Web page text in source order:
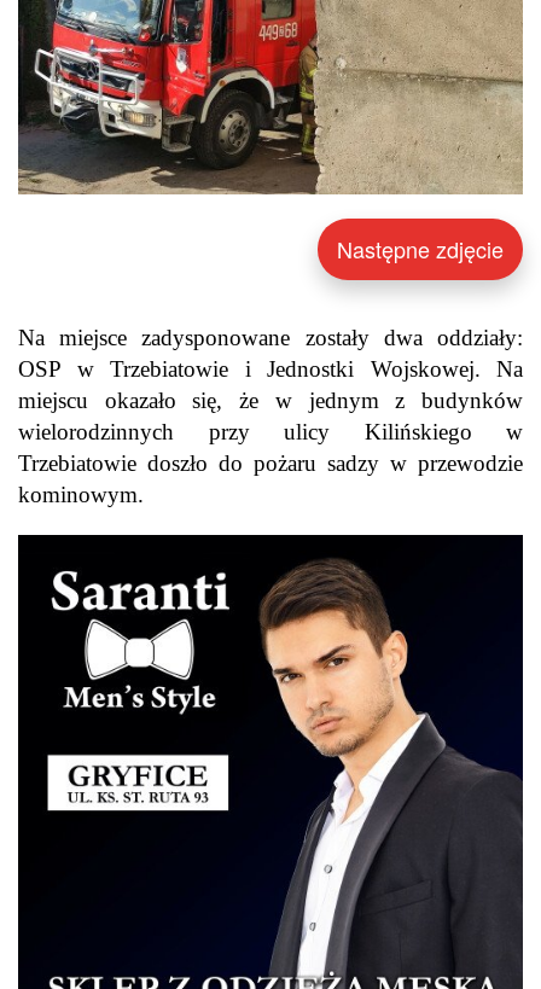
Następne zdjęcie
Na miejsce zadysponowane zostały dwa oddziały:
OSP w Trzebiatowie i Jednostki Wojskowej. Na
miejscu okazało się, że w jednym z budynków
wielorodzinnych przy ulicy Kilińskiego w
Trzebiatowie doszło do pożaru sadzy w przewodzie
kominowym.